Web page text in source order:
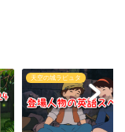
天空の城ラピュタ